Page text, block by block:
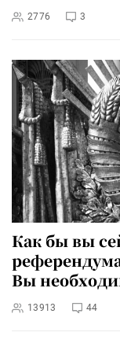
2776 3
Как бы вы
Вы
13913 44